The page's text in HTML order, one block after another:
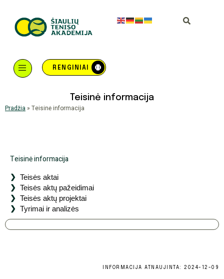
RENGINIAI
Teisinė informacija
Pradžia » Teisinė informacija
Teisinė informacija
Teisės aktai
Teisės aktų pažeidimai
Teisės aktų projektai
Tyrimai ir analizės
INFORMACIJA ATNAUJINTA: 2024-12-09